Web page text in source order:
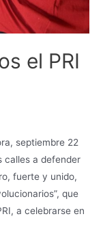
el PRI
septiembre 22
calles a defender
fuerte y unido,
que
a celebrarse en